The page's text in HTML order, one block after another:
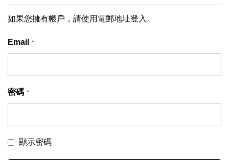
如果您擁有帳戶，請使用電郵地址登入。
Email
密碼
顯示密碼